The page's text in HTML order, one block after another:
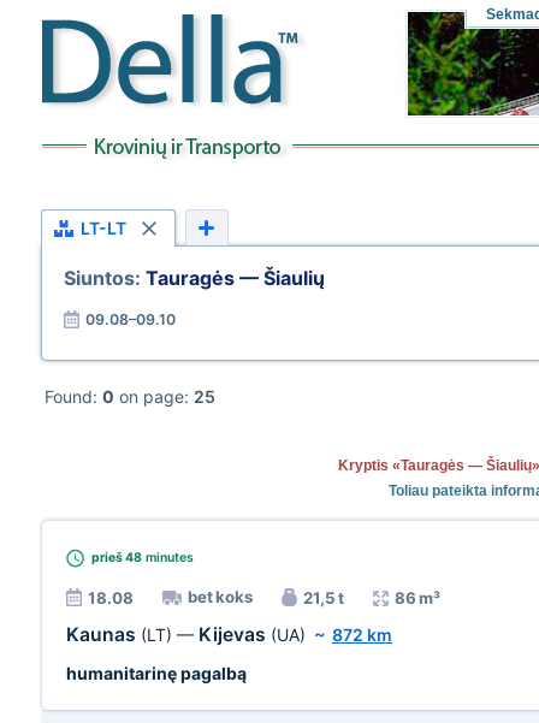
LT-LT
Siuntos: Tauragės — Šiaulių
09.08–09.10
Found: 0 on page: 25
Kryptis «Tauragės —
Toliau pateikta
prieš 48 minutes
18.08 bet koks 21,5 t 86 m³
Kaunas (LT) — Kijevas (UA) ~ 872 km
humanitarinę pagalbą